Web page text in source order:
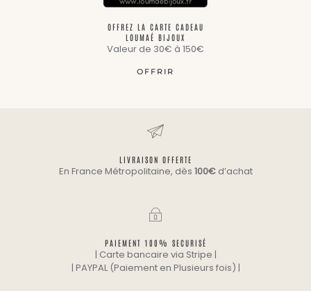
OFFREZ LA CARTE CADEAU
LOUMAÉ BIJOUX
Valeur de 30€ à 150€
OFFRIR
LIVRAISON OFFERTE
En France Métropolitaine, dès 100€d’achat
PAIEMENT 100% SECURISÉ
| Carte bancaire via Stripe |
| PAYPAL (Paiement en Plusieurs fois) |